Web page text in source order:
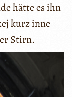
hätte es ihn
kurz inne
Stirn.